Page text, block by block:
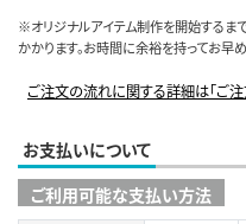
※オリジナルアイテム制作を開始するま
かかります。お時間に余裕を持ってお早
ご注文の流れに関する詳細は「ご注
お支払いについて
ご利用可能な支払い方法